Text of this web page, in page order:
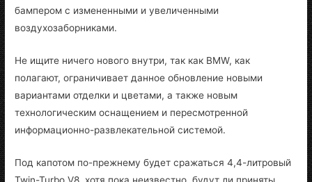
бампером с измененными и увеличенными
воздухозаборниками.
Не ищите ничего нового внутри, так как BMW, как
полагают, ограничивает данное обновление новыми
вариантами отделки и цветами, а также новым
технологическим оснащением и пересмотренной
информационно-развлекательной системой.
Под капотом по-прежнему будет сражаться 4,4-литровый